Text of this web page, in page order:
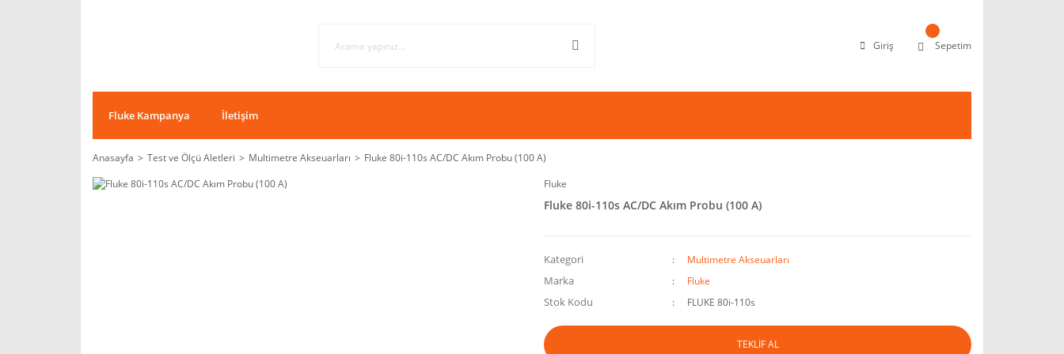
Giriş Sepetim
Fluke Kampanya İletişim
Anasayfa Test ve Ölçü Aletleri Multimetre Akseuarları
Fluke 80i-110s AC/DC Akım Probu (100 A)
Fluke
Fluke 80i-110s AC/DC Akım Probu (100 A)
Kategori Multimetre Akseuarları
Marka Fluke
Stok Kodu FLUKE 80i-110s
TEKLİF AL